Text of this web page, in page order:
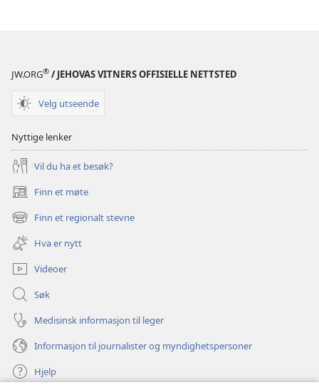
JW.ORG® / JEHOVAS VITNERS OFFISIELLE NETTSTED
Velg utseende
Nyttige lenker
Vil du ha et besøk?
Finn et møte
(åpner
nytt
vindu)
Finn et regionalt stevne
(åpner
nytt
vindu)
Hva er nytt
Videoer
Søk
Medisinsk informasjon til leger
Informasjon til journalister og myndighetspersoner
Hjelp